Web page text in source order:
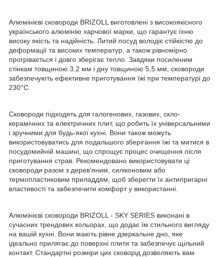
Алюмінієві сковороди BRIZOLL виготовлені з високоякісного
українського алюмінію харчової марки, що гарантує їхню
високу якість та надійність. Литий посуд володіє стійкістю до
деформації та високих температур, а також рівномірно
прогрівається і довго зберігає тепло. Завдяки посиленим
стінкам товщиною 3,2 мм і дну товщиною 5,5 мм, сковороди
забезпечують ефективне приготування їжі при температурі до
230°C.
Сковороди підходять для галогенових, газових, скло-
керамічних та електричних плит, що робить їх універсальними
і зручними для будь-якої кухні. Вони також можуть
використовуватись для подальшого зберігання їжі та митися в
посудомийній машині, що спрощує процес очищення після
приготування страв. Рекомендовано використовувати ці
сковороди разом з дерев'яним, силіконовим або
термопластиковим приладдям, щоб зберегти їх антипригарні
властивості та забезпечити комфорт у використанні.
Алюмінієві сковороди BRIZOLL - SKY SERIES виконані в
сучасних трендових кольорах, що додає їм стильного вигляду
на вашій кухні. Вони мають рівне дзеркальне дно, яке
ідеально прилягає до поверхні плити та забезпечує щільний
контакт. Стандартні розміри цих сковорід дозволяють вам